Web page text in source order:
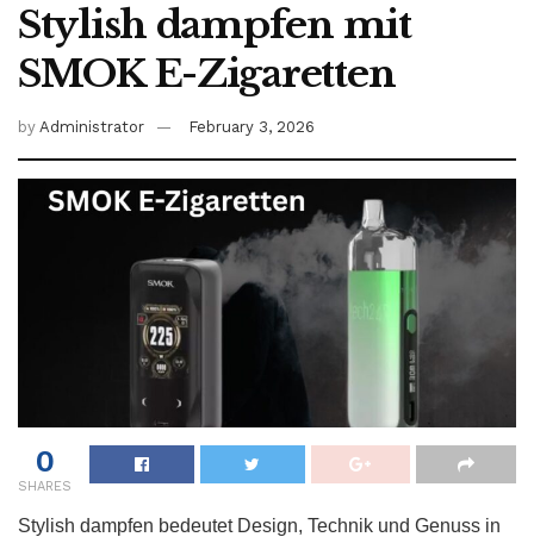
Stylish dampfen mit
SMOK E-Zigaretten
by Administrator February 3, 2026
0
SHARES
Stylish dampfen bedeutet Design, Technik und Genuss in